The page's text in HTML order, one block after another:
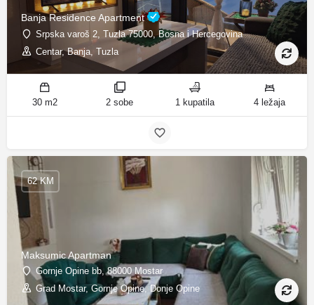
Banja Residence Apartment
Srpska varoš 2, Tuzla 75000, Bosna i Hercegovina
Centar, Banja, Tuzla
30 m2 2 sobe 1 kupatila 4 ležaja
Maksumic Apartman
Gornje Opine bb, 88000 Mostar
Grad Mostar, Gornje Opine, Donje Opine
62 KM